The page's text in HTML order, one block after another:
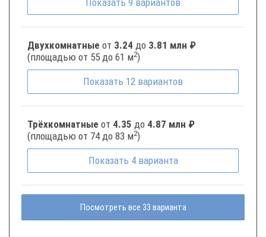
Показать 9 вариантов
Двухкомнатные от 3.24 до 3.81 млн ₽
(площадью от 55 до 61 м2)
Показать 12 вариантов
Трёхкомнатные от 4.35 до 4.87 млн ₽
(площадью от 74 до 83 м2)
Показать 4 варианта
Посмотреть все 33 варианта